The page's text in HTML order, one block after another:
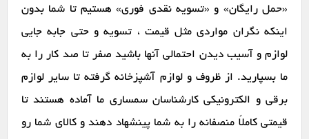
«حمل رایگان» و «تسویه نقدی فوری» هستیم تا شما بدون
اینکه نگران مواردی مثل قیمت ، تسویه و حتی جابه جایی
لوازم و آسیب دیدن احتمالی آنها باشید صفر تا صد کار را به
ما بسپارید. از ظروف و لوازم آشپزخانه گرفته تا سایر لوازم
برقی و الکترونیکی کارشناسان سمساری ما آماده هستند تا
قیمتی کاملاً منصفانه را به شما پینشهاد دهند و کالای شما رو